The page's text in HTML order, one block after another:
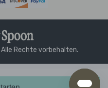
Rechte vorbehalten.